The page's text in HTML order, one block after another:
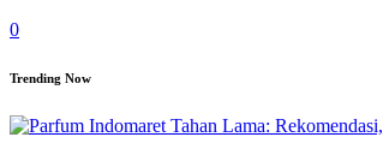
0
Trending Now